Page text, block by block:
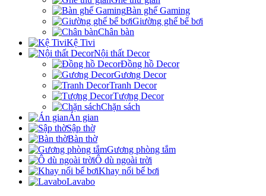
Bàn ghế Gaming
Giường ghế bể bơi
Chân bàn
Kệ Tivi
Nội thất Decor
Đồng hồ Decor
Gương Decor
Tranh Decor
Tượng Decor
Chặn sách
Án gian
Sập thờ
Bàn thờ
Gương phòng tắm
Ô dù ngoài trời
Khay nổi bể bơi
Lavabo